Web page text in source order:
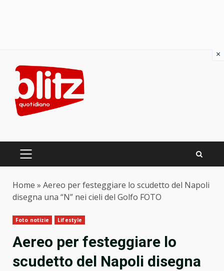
content
PRIMARY
Home » Aereo per festeggiare lo scudetto del Napoli
disegna una “N” nei cieli del Golfo FOTO
Foto notizie Lifestyle
Aereo per festeggiare lo
scudetto del Napoli disegna
×